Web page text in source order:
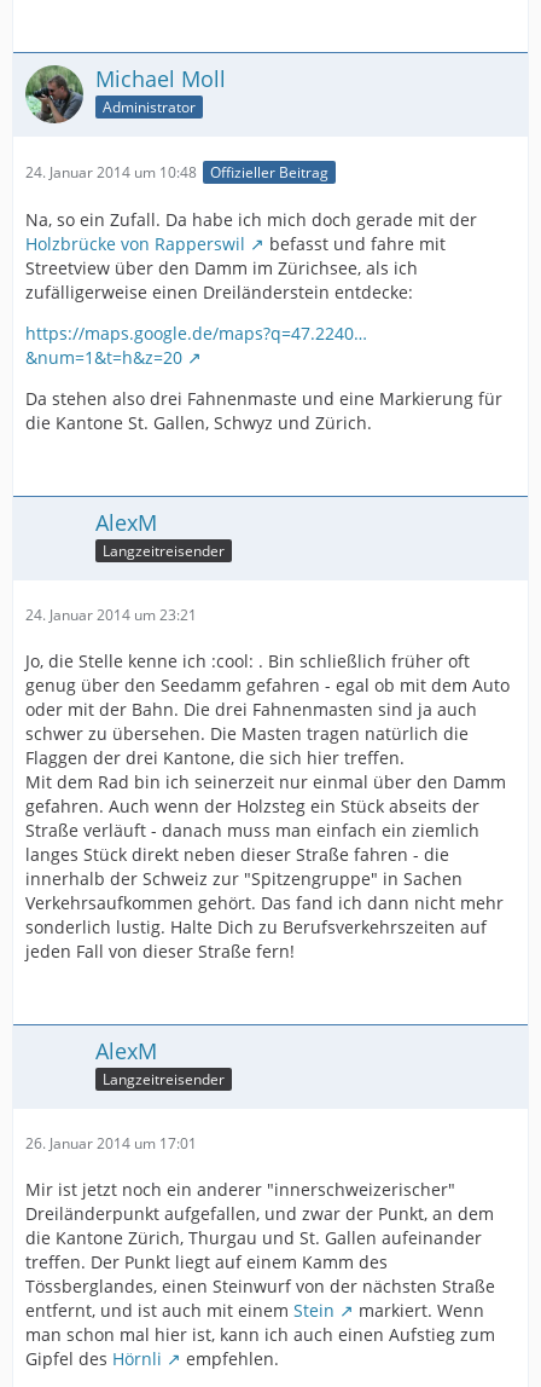
Michael Moll
Administrator
24. Januar 2014 um 10:48 Offizieller Beitrag
Na, so ein Zufall. Da habe ich mich doch gerade mit der
Holzbrücke von Rapperswil
befasst und fahre mit
Streetview über den Damm im Zürichsee, als ich
zufälligerweise einen Dreiländerstein entdecke:
https://maps.google.de/maps?q=47.2240…
&num=1&t=h&z=20
Da stehen also drei Fahnenmaste und eine Markierung für
die Kantone St. Gallen, Schwyz und Zürich.
AlexM
Langzeitreisender
24. Januar 2014 um 23:21
Jo, die Stelle kenne ich :cool: . Bin schließlich früher oft
genug über den Seedamm gefahren - egal ob mit dem Auto
oder mit der Bahn. Die drei Fahnenmasten sind ja auch
schwer zu übersehen. Die Masten tragen natürlich die
Flaggen der drei Kantone, die sich hier treffen.
Mit dem Rad bin ich seinerzeit nur einmal über den Damm
gefahren. Auch wenn der Holzsteg ein Stück abseits der
Straße verläuft - danach muss man einfach ein ziemlich
langes Stück direkt neben dieser Straße fahren - die
innerhalb der Schweiz zur "Spitzengruppe" in Sachen
Verkehrsaufkommen gehört. Das fand ich dann nicht mehr
sonderlich lustig. Halte Dich zu Berufsverkehrszeiten auf
jeden Fall von dieser Straße fern!
AlexM
Langzeitreisender
26. Januar 2014 um 17:01
Mir ist jetzt noch ein anderer "innerschweizerischer"
Dreiländerpunkt aufgefallen, und zwar der Punkt, an dem
die Kantone Zürich, Thurgau und St. Gallen aufeinander
treffen. Der Punkt liegt auf einem Kamm des
Tössberglandes, einen Steinwurf von der nächsten Straße
entfernt, und ist auch mit einem Stein
markiert. Wenn
man schon mal hier ist, kann ich auch einen Aufstieg zum
Gipfel des Hörnli
empfehlen.